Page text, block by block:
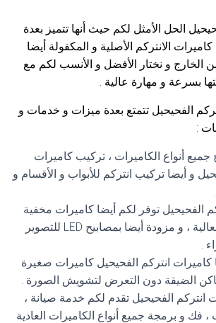
الحل الأمثل لكم حيث أنها تتميز بعدة
الانتركم الأصلية و المكفولة أيضا
الخارج و نختار الأفضل و الأنسب لكم مع
بسرعة و مهارة عالية .
الفحيحيل تتمتع بعدة ميزات و خدمات و
:
جميع أنواع الكاميرات ، تركيب كاميرات
و أيضا تركيب انتركم للأبواب و الأقسام و
الفحيحيل توفر لكم أيضا كاميرات مخفية
تتميز بالدقة العالية ، و مزودة أيضا بمصابيح LED للتصوير
.
كاميرات انتركم الفحيحيل كاميرات صغيرة
الضيقة دون التعرض لتشويش الصورة .
انتركم الفحيحيل تقدم لكم خدمة صيانة ،
، فك و برمجة جميع أنواع الكاميرات العادية